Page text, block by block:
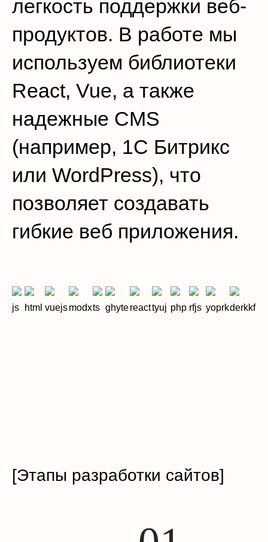
легкость поддержки веб-
продуктов. В работе мы
используем библиотеки
React, Vue, а также
надежные CMS
(например, 1С Битрикс
или WordPress), что
позволяет создавать
гибкие веб приложения.
[Этапы разработки сайтов]